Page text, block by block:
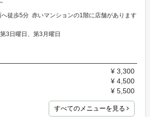
徒歩5分 赤いマンションの1階に店舗があります
3日曜日、第3月曜日
¥ 3,300
¥ 4,500
¥ 5,500
すべてのメニューを見る